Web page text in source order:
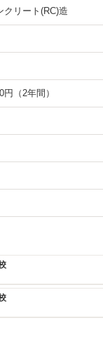
クリート(RC)造
（2年間）